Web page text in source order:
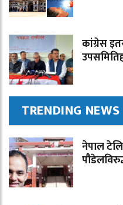
कांग्रेस
TRENDING NEWS
नेपाल